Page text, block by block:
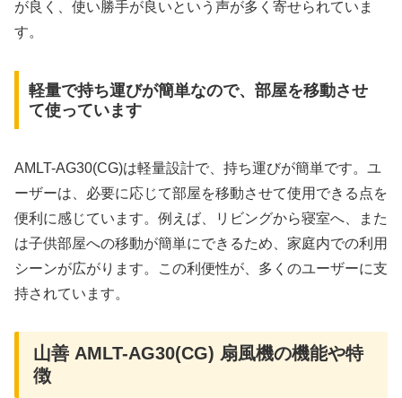
が良く、使い勝手が良いという声が多く寄せられていま
す。
軽量で持ち運びが簡単なので、部屋を移動させ
て使っています
AMLT-AG30(CG)は軽量設計で、持ち運びが簡単です。ユ
ーザーは、必要に応じて部屋を移動させて使用できる点を
便利に感じています。例えば、リビングから寝室へ、また
は子供部屋への移動が簡単にできるため、家庭内での利用
シーンが広がります。この利便性が、多くのユーザーに支
持されています。
山善 AMLT-AG30(CG) 扇風機の機能や特
徴